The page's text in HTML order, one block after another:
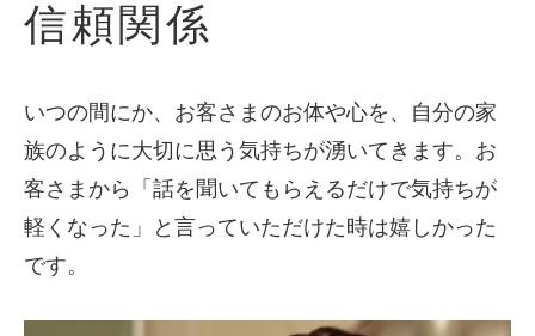
信頼関係
いつの間にか、お客さまのお体や心を、自分の家
族のように大切に思う気持ちが湧いてきます。お
客さまから「話を聞いてもらえるだけで気持ちが
軽くなった」と言っていただけた時は嬉しかった
です。